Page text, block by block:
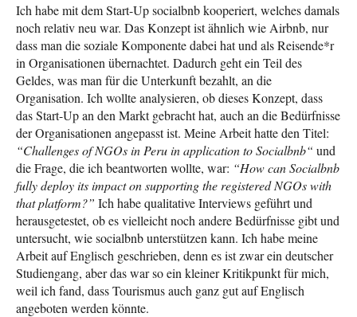
Ich habe mit dem Start-Up socialbnb kooperiert, welches damals
noch relativ neu war. Das Konzept ist ähnlich wie Airbnb, nur
dass man die soziale Komponente dabei hat und als Reisende*r
in Organisationen übernachtet. Dadurch geht ein Teil des
Geldes, was man für die Unterkunft bezahlt, an die
Organisation. Ich wollte analysieren, ob dieses Konzept, dass
das Start-Up an den Markt gebracht hat, auch an die Bedürfnisse
der Organisationen angepasst ist. Meine Arbeit hatte den Titel:
“Challenges of NGOs in Peru in application to Socialbnb“ und
die Frage, die ich beantworten wollte, war: “How can Socialbnb
fully deploy its impact on supporting the registered NGOs with
that platform?” Ich habe qualitative Interviews geführt und
herausgetestet, ob es vielleicht noch andere Bedürfnisse gibt und
untersucht, wie socialbnb unterstützen kann. Ich habe meine
Arbeit auf Englisch geschrieben, denn es ist zwar ein deutscher
Studiengang, aber das war so ein kleiner Kritikpunkt für mich,
weil ich fand, dass Tourismus auch ganz gut auf Englisch
angeboten werden könnte.